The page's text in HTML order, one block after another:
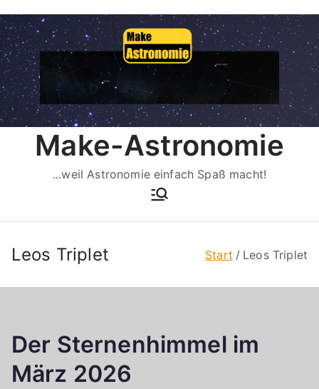
Inhalt
springen
Make-Astronomie
...weil Astronomie einfach Spaß macht!
Leos Triplet Start Leos Triplet
Der Sternenhimmel im
März 2026